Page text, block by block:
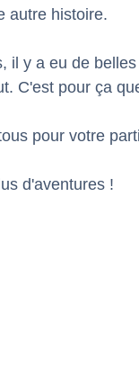
autre histoire.
il y a eu de
C'est pour ça
pour votre
d'aventures !